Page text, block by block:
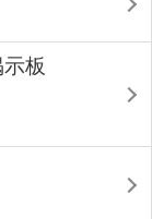
板